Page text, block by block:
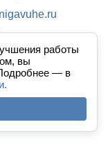
работы
вы
— в
книгу
·